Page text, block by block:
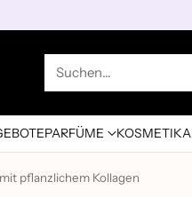
Suchen…
PARFÜME KOSMETIKA
pflanzlichem Kollagen